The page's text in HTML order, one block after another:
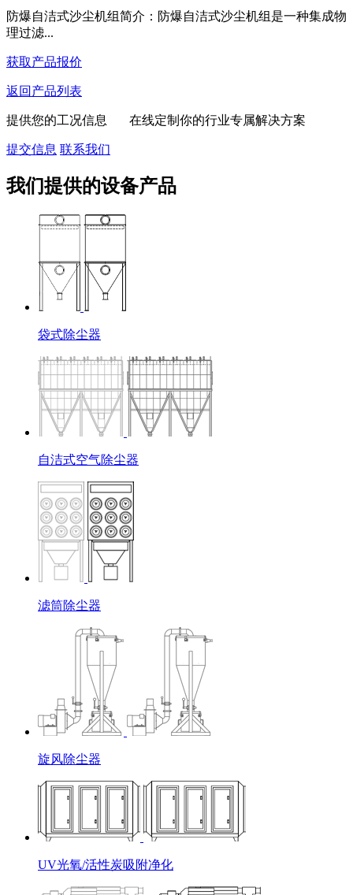
防爆自洁式沙尘机组简介：防爆自洁式沙尘机组是一种集成物
理过滤...
获取产品报价
返回产品列表
提供您的工况信息 在线定制你的行业专属解决方案
提交信息 联系我们
我们提供的设备产品
袋式除尘器
自洁式空气除尘器
滤筒除尘器
旋风除尘器
UV光氧/活性炭吸附净化